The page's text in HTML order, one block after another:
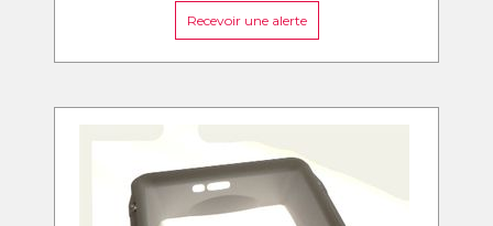
Recevoir une alerte